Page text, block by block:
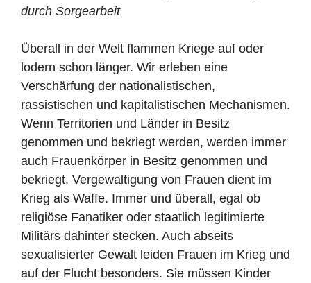
durch Sorgearbeit
Überall in der Welt flammen Kriege auf oder
lodern schon länger. Wir erleben eine
Verschärfung der nationalistischen,
rassistischen und kapitalistischen Mechanismen.
Wenn Territorien und Länder in Besitz
genommen und bekriegt werden, werden immer
auch Frauenkörper in Besitz genommen und
bekriegt. Vergewaltigung von Frauen dient im
Krieg als Waffe. Immer und überall, egal ob
religiöse Fanatiker oder staatlich legitimierte
Militärs dahinter stecken. Auch abseits
sexualisierter Gewalt leiden Frauen im Krieg und
auf der Flucht besonders. Sie müssen Kinder